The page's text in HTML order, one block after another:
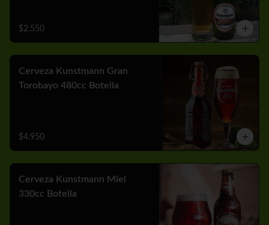
$2.550
Cerveza Kunstmann Gran
Torobayo 480cc Botella
$4.950
Cerveza Kunstmann Miel
330cc Botella